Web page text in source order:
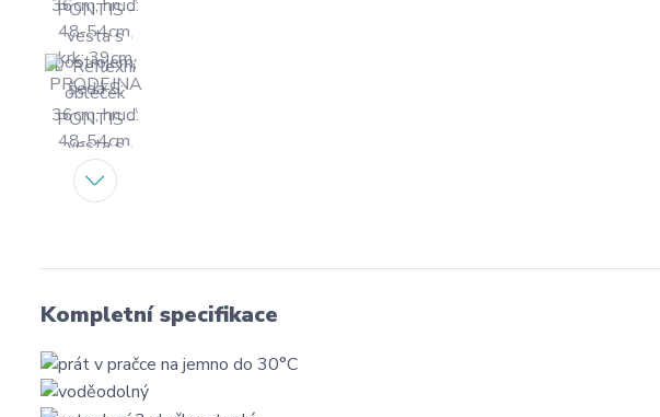
Kompletní specifikace